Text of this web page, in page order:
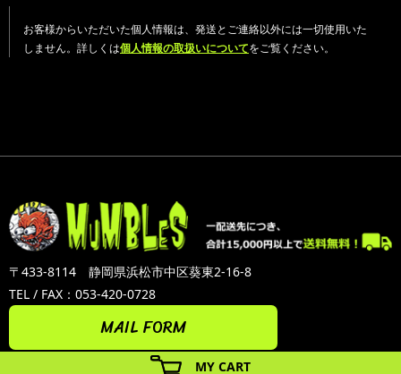
MY CART
お客様からいただいた個人情報は、発送とご連絡以外には一切使用いた
しません。詳しくは個人情報の取扱いについてをご覧ください。
〒433-8114 静岡県浜松市中区葵東2-16-8
TEL / FAX：053-420-0728
MAIL FORM